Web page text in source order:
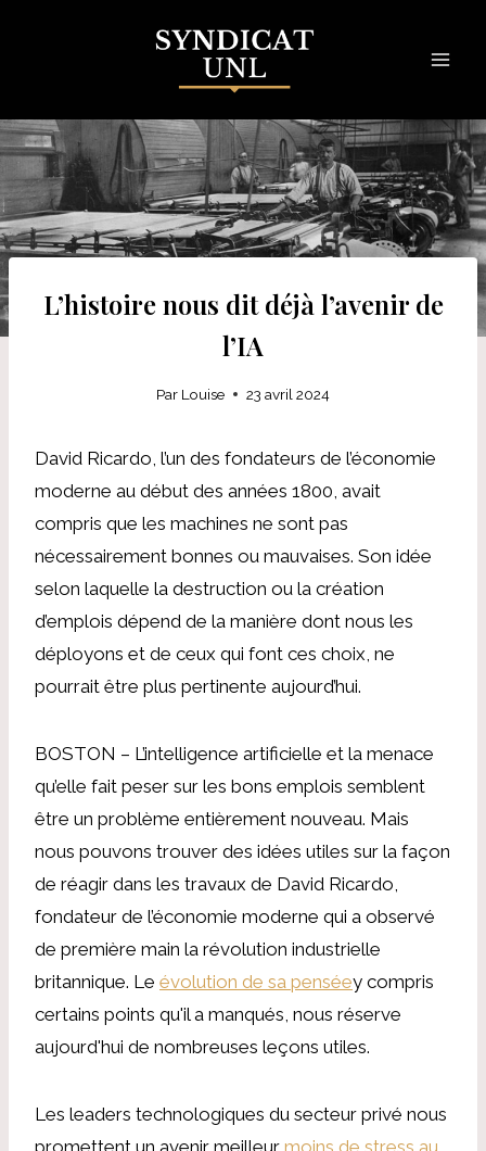
L’histoire nous dit déjà l’avenir de
l’IA
Par Louise 23 avril 2024
David Ricardo, l’un des fondateurs de l’économie
moderne au début des années 1800, avait
compris que les machines ne sont pas
nécessairement bonnes ou mauvaises. Son idée
selon laquelle la destruction ou la création
d’emplois dépend de la manière dont nous les
déployons et de ceux qui font ces choix, ne
pourrait être plus pertinente aujourd’hui.
BOSTON – L’intelligence artificielle et la menace
qu’elle fait peser sur les bons emplois semblent
être un problème entièrement nouveau. Mais
nous pouvons trouver des idées utiles sur la façon
de réagir dans les travaux de David Ricardo,
fondateur de l’économie moderne qui a observé
de première main la révolution industrielle
britannique. Le évolution de sa penséey compris
certains points qu'il a manqués, nous réserve
aujourd'hui de nombreuses leçons utiles.
Les leaders technologiques du secteur privé nous
promettent un avenir meilleur moins de stress au